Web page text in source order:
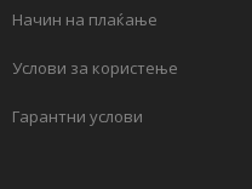
Начин на плаќање
Услови за користење
Гарантни услови